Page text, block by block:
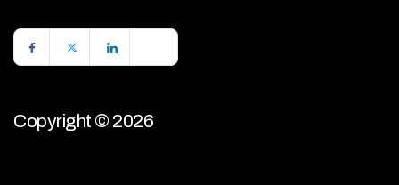
Copyright © 2026